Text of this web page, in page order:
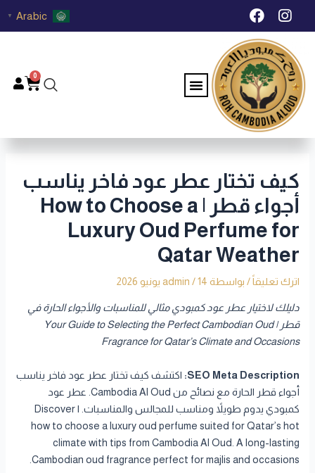
تخطي I
n
s
t
a
g
r
a
m
F
a
c
e
b
o
o
k
Arabic
▼
Menu
0
كيف تختار عطر عود فاخر يناسب
أجواء قطر | How to Choose a
Luxury Oud Perfume for
Qatar Weather
اترك تعليقاً / بواسطة admin /14 يونيو 2026
دليلك لاختيار عطر عود كمبودي مثالي للمناسبات والأجواء الحارة في
قطر | Your Guide to Selecting the Perfect Cambodian Oud
Fragrance for Qatar’s Climate and Occasions
SEO Meta Description: اكتشف كيف تختار عطر عود فاخر يناسب
أجواء قطر الحارة مع نصائح من Cambodia Al Oud. عطر عود
كمبودي يدوم طويلاً ومناسب للمجالس والمناسبات. | Discover
how to choose a luxury oud perfume suited for Qatar’s hot
climate with tips from Cambodia Al Oud. A long-lasting
Cambodian oud fragrance perfect for majlis and occasions.
Post
navigation